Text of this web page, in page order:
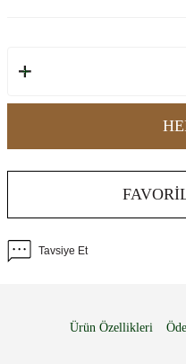
Tavsiye Et
Ürün Özellikleri